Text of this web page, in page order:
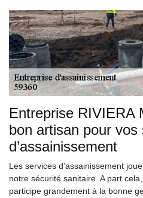
Entreprise RIVIERA
bon artisan pour vos
d’assainissement
Les services d’assainissement
notre sécurité sanitaire. A part
participe grandement à la bonne